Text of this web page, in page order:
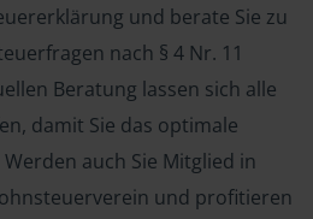
und berate Sie zu
nach § 4 Nr. 11
Beratung lassen sich alle
damit Sie das optimale
auch Sie Mitglied in
und profitieren